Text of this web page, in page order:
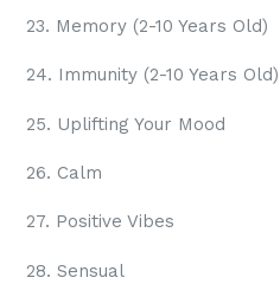
23. Memory (2-10 Years
24. Immunity (2-10 Years
25. Uplifting Your Mood
26. Calm เพิ่ม
27. Positive Vibes เ
28. Sensual ความ